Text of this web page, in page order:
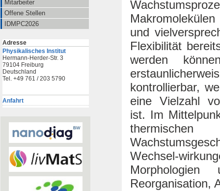
Mitarbeiter
Offene Stellen
IDMPC2026
Adresse
Physikalisches Institut
Hermann-Herder-Str. 3
79104 Freiburg
Deutschland
Tel. +49 761 / 203 5790
Anfahrt
und
Flexibilität
werden
kontrollierbar,
eine Vielzahl
ist. Im
thermischen
Wechsel-
Reorganisation,